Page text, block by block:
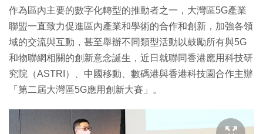
作為區內主要的數字化轉型的推動者之一，大灣區5G產業
聯盟一直致力促進區內產業和學術的合作和創新，加強各領
域的交流與互動，甚至舉辦不同類型活動以鼓勵所有與5G
和物聯網相關的創新意念誕生，近日就聯同香港應用科技研
究院（ASTRI）、中國移動、數碼港與香港科技園合作主辦
「第二屆大灣區5G應用創新大賽」。